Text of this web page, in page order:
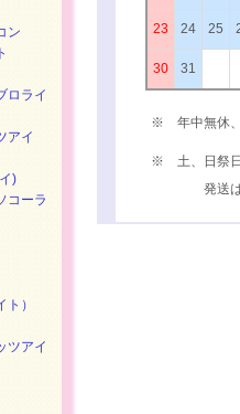
23 24 25
30 31
※ 年中無休、
※ 土、日祭日
発送は、
ン
ロライ
アイ
)
コーラ
）
ツアイ